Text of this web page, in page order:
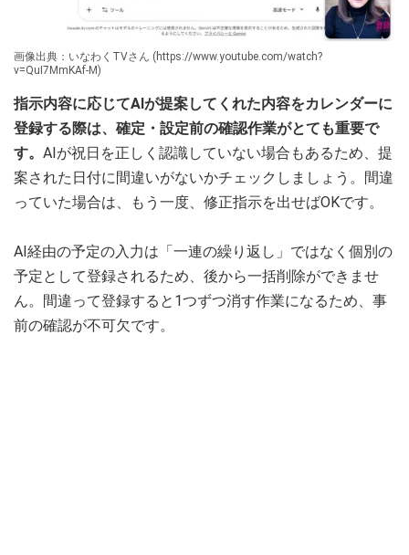
画像出典：いなわくTVさん (https://www.youtube.com/watch?
v=QuI7MmKAf-M)
指示内容に応じてAIが提案してくれた内容をカレンダーに
登録する際は、確定・設定前の確認作業がとても重要で
す。 AIが祝日を正しく認識していない場合もあるため、提
案された日付に間違いがないかチェックしましょう。間違
っていた場合は、もう一度、修正指示を出せばOKです。
AI経由の予定の入力は「一連の繰り返し」ではなく個別の
予定として登録されるため、後から一括削除ができませ
ん。間違って登録すると1つずつ消す作業になるため、事
前の確認が不可欠です。